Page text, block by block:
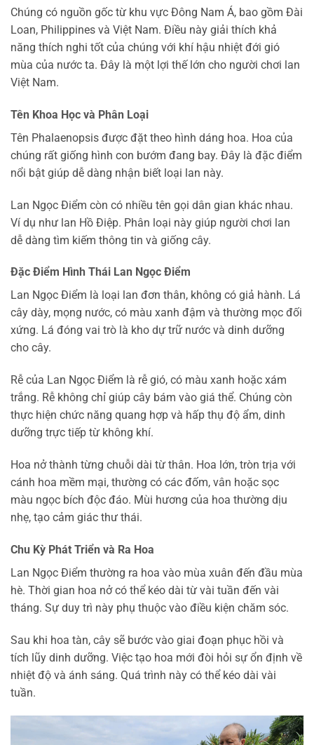
Chúng có nguồn gốc từ khu vực Đông Nam Á, bao gồm Đài
Loan, Philippines và Việt Nam. Điều này giải thích khả
năng thích nghi tốt của chúng với khí hậu nhiệt đới gió
mùa của nước ta. Đây là một lợi thế lớn cho người chơi lan
Việt Nam.
Tên Khoa Học và Phân Loại
Tên Phalaenopsis được đặt theo hình dáng hoa. Hoa của
chúng rất giống hình con bướm đang bay. Đây là đặc điểm
nổi bật giúp dễ dàng nhận biết loại lan này.
Lan Ngọc Điểm còn có nhiều tên gọi dân gian khác nhau.
Ví dụ như lan Hồ Điệp. Phân loại này giúp người chơi lan
dễ dàng tìm kiếm thông tin và giống cây.
Đặc Điểm Hình Thái Lan Ngọc Điểm
Lan Ngọc Điểm là loại lan đơn thân, không có giả hành. Lá
cây dày, mọng nước, có màu xanh đậm và thường mọc đối
xứng. Lá đóng vai trò là kho dự trữ nước và dinh dưỡng
cho cây.
Rễ của Lan Ngọc Điểm là rễ gió, có màu xanh hoặc xám
trắng. Rễ không chỉ giúp cây bám vào giá thể. Chúng còn
thực hiện chức năng quang hợp và hấp thụ độ ẩm, dinh
dưỡng trực tiếp từ không khí.
Hoa nở thành từng chuỗi dài từ thân. Hoa lớn, tròn trịa với
cánh hoa mềm mại, thường có các đốm, vân hoặc sọc
màu ngọc bích độc đáo. Mùi hương của hoa thường dịu
nhẹ, tạo cảm giác thư thái.
Chu Kỳ Phát Triển và Ra Hoa
Lan Ngọc Điểm thường ra hoa vào mùa xuân đến đầu mùa
hè. Thời gian hoa nở có thể kéo dài từ vài tuần đến vài
tháng. Sự duy trì này phụ thuộc vào điều kiện chăm sóc.
Sau khi hoa tàn, cây sẽ bước vào giai đoạn phục hồi và
tích lũy dinh dưỡng. Việc tạo hoa mới đòi hỏi sự ổn định về
nhiệt độ và ánh sáng. Quá trình này có thể kéo dài vài
tuần.